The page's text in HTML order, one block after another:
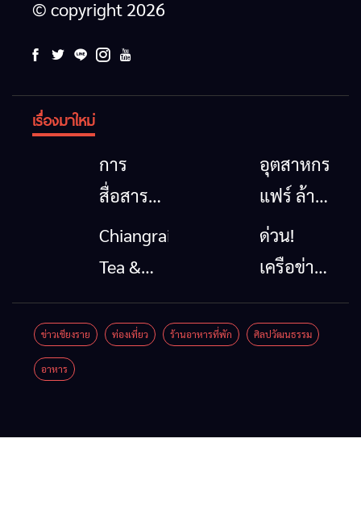
© copyright 2026
เรื่องมาใหม่
การ
สื่อสาร
โทรคมนาคม
กรณีภัย
เชียงราย
เมื่อ
อุตสาหกรรม
แฟร์ ล้าน
นาตะวัน
ออก
รวมของดี
สินค้าเด่น
Chiangrai
Tea &
Coffee
Festival
ด่วน!
เครือข่าย
ลุ่มน้ำกก
ยื่น 5 ข้อ
ข่าวเชียงราย ท่องเที่ยว ร้านอาหารที่พัก ศิลปวัฒนธรรม
อาหาร